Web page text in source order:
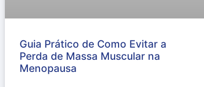
Guia Prático de Como Evitar a
Perda de Massa Muscular na
Menopausa